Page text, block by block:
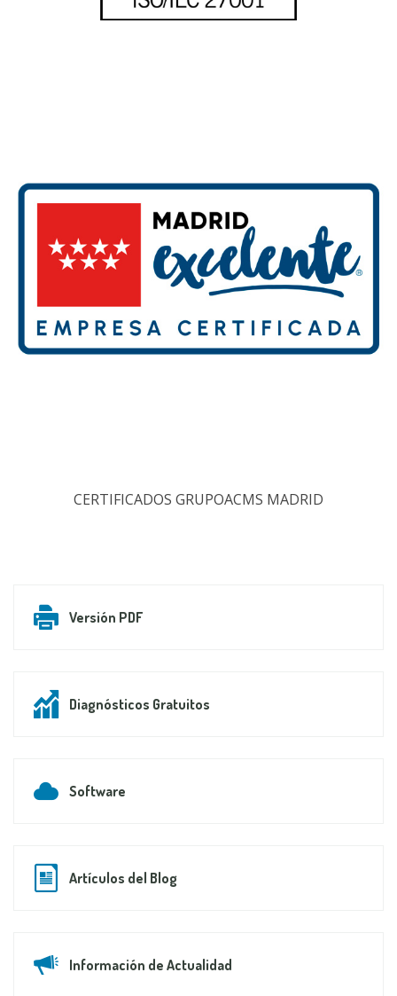
CERTIFICADOS GRUPOACMS MADRID
Versión PDF
Diagnósticos Gratuitos
Software
Artículos del Blog
Información de Actualidad